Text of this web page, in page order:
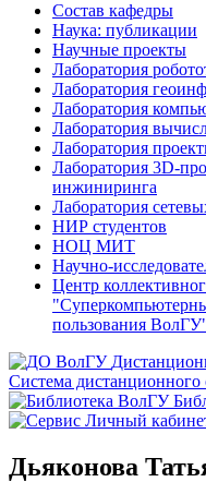
Состав кафедры
Наука: публикации
Научные проекты
Лаборатория
Лаборатория
Лаборатория
Лаборатория
Лаборатория
Лаборатория 3D-
инжиниринга
Лаборатория
НИР студентов
НОЦ МИТ
Научно-
Центр
пользования
Система
Дьяконова